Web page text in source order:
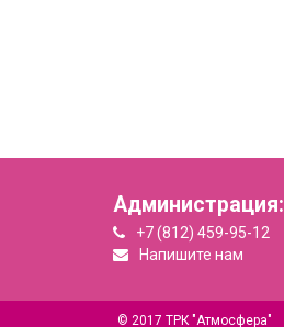
Администрация:
+7 (812) 459-95-12
Напишите нам
© 2017 ТРК "Атмосфера"